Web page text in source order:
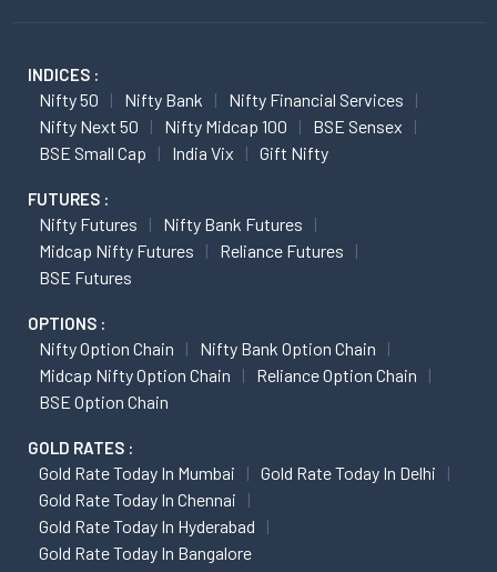
INDICES :
Nifty 50 Nifty Bank
Nifty Financial Services
Nifty Next 50
Nifty Midcap 100
BSE Sensex
BSE Small Cap
India Vix Gift Nifty
FUTURES :
Nifty Futures
Nifty Bank Futures
Midcap Nifty Futures
Reliance Futures
BSE Futures
OPTIONS :
Nifty Option Chain
Nifty Bank Option Chain
Midcap Nifty Option Chain
Reliance Option Chain
BSE Option Chain
GOLD RATES :
Gold Rate Today In Mumbai
Gold Rate Today In Delhi
Gold Rate Today In Chennai
Gold Rate Today In Hyderabad
Gold Rate Today In Bangalore